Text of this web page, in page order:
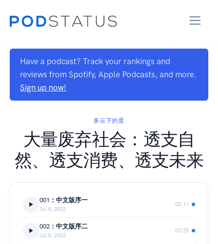
Have a podcast? Track your rankings and
reviews from Spotify, Apple Podcasts, and more.
Sign up now!
多云下的蛋
大量废弃社会：透支自
然、透支消费、透支未来
001：中文版序一
Jul 8, 2023
03:11
002：中文版序二
Jul 8, 2023
03:25